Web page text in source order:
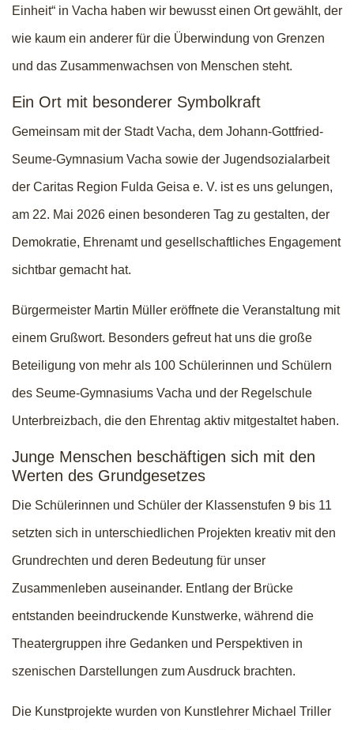
Einheit“ in Vacha haben wir bewusst einen Ort gewählt, der
wie kaum ein anderer für die Überwindung von Grenzen
und das Zusammenwachsen von Menschen steht.
Ein Ort mit besonderer Symbolkraft
Gemeinsam mit der Stadt Vacha, dem Johann-Gottfried-
Seume-Gymnasium Vacha sowie der Jugendsozialarbeit
der Caritas Region Fulda Geisa e. V. ist es uns gelungen,
am 22. Mai 2026 einen besonderen Tag zu gestalten, der
Demokratie, Ehrenamt und gesellschaftliches Engagement
sichtbar gemacht hat.
Bürgermeister Martin Müller eröffnete die Veranstaltung mit
einem Grußwort. Besonders gefreut hat uns die große
Beteiligung von mehr als 100 Schülerinnen und Schülern
des Seume-Gymnasiums Vacha und der Regelschule
Unterbreizbach, die den Ehrentag aktiv mitgestaltet haben.
Junge Menschen beschäftigen sich mit den
Werten des Grundgesetzes
Die Schülerinnen und Schüler der Klassenstufen 9 bis 11
setzten sich in unterschiedlichen Projekten kreativ mit den
Grundrechten und deren Bedeutung für unser
Zusammenleben auseinander. Entlang der Brücke
entstanden beeindruckende Kunstwerke, während die
Theatergruppen ihre Gedanken und Perspektiven in
szenischen Darstellungen zum Ausdruck brachten.
Die Kunstprojekte wurden von Kunstlehrer Michael Triller